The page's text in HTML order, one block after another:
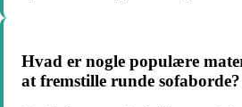
Hvad er nogle populære
at fremstille runde sofaborde?